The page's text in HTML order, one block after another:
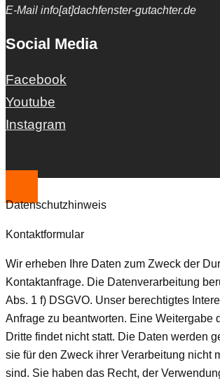
E-Mail info[at]dachfenster-gutachter.de
Social Media
Facebook
Youtube
Instagram
Datenschutzhinweis
Kontaktformular
Wir erheben Ihre Daten zum Zweck der
Kontaktanfrage. Die Datenverarbeitung
Abs. 1 f) DSGVO. Unser berechtigtes
Anfrage zu beantworten. Eine Weitergabe
Dritte findet nicht statt. Die Daten werden
sie für den Zweck ihrer Verarbeitung nicht
sind. Sie haben das Recht, der